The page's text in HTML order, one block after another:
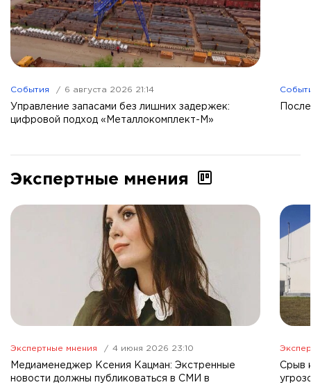
События 6 августа 2026 21:14
Управление запасами без лишних задержек:
цифровой подход «Металлокомплект-М»
Экспертные мнения
Экспертные мнения 4 июня 2026 23:10
Медиаменеджер Ксения Кацман: Экстренные
новости должны публиковаться в СМИ в
Срыв